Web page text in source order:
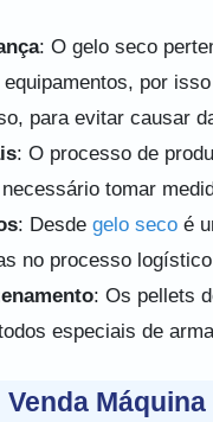
: O gelo seco
por
para evitar causar
: O processo de
tomar
: Desde gelo secoé
no processo
: Os pellets
especiais de
Venda